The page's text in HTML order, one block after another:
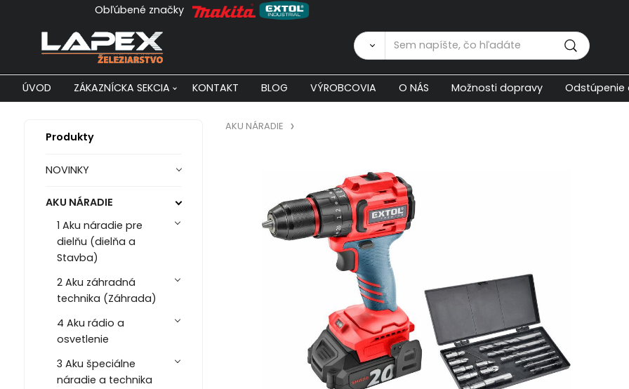
Obľúbené značky Zákaznícka
ÚVOD ZÁKAZNÍCKA SEKCIA KONTAKT BLOG VÝROBCOVIA O NÁS Možnosti dopravy Odstúpenie
Produkty
NOVINKY
AKU NÁRADIE
1 Aku náradie pre
dielňu (dielňa a
Stavba)
2 Aku záhradná
technika (Záhrada)
4 Aku rádio a
osvetlenie
3 Aku špeciálne
náradie a technika
AKU NÁRADIE